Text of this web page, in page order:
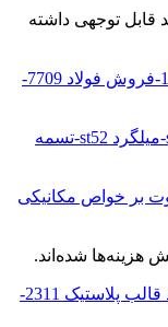
قابل توجهی داشته
مطالعه بیشتر: فولاد 7709-قیمت فولاد 1.7709-فروش فولاد 7709-
مطالعه بیشتر: فولاد St52-ورق st52-لوله st52-میلگرد st52-تسمه
بر خواص مکانیکی
هزینه‌ها شده‌اند.
مطالعه بیشتر: فولاد 2311-میلگرد 2311-فولاد قالب پلاستیک 2311-